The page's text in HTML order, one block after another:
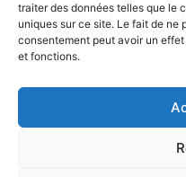
traiter des données telles que le
uniques sur ce site. Le fait de ne
consentement peut avoir un
et fonctions.
Contact